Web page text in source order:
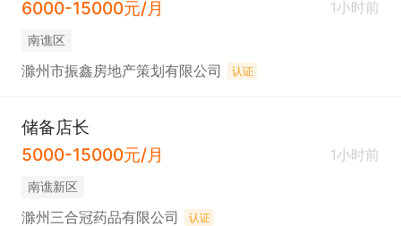
6000-15000元/月
1小时前
南谯区
滁州市振鑫房地产策划有限公司 认证
储备店长
5000-15000元/月
1小时前
南谯新区
滁州三合冠药品有限公司 认证